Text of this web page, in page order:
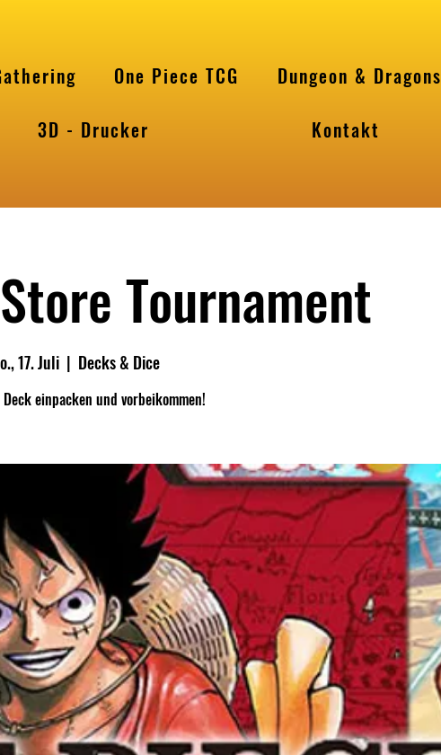
One Piece TCG
Dungeon & Dragons
3D - Drucker Kontakt
Tournament
17. Juli
  |
Decks & Dice
Deck einpacken und vorbeikommen!